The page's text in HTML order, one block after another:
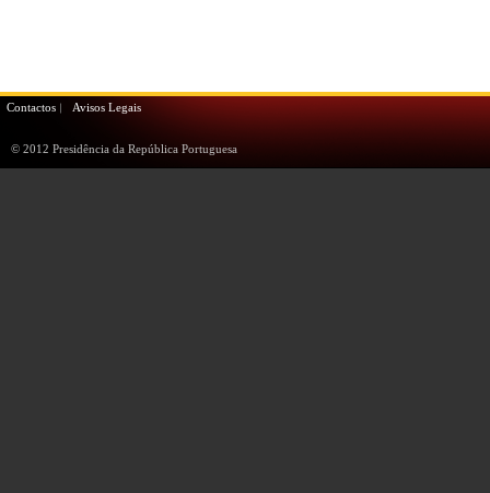
Contactos Avisos Legais
© 2012 Presidência da República Portuguesa